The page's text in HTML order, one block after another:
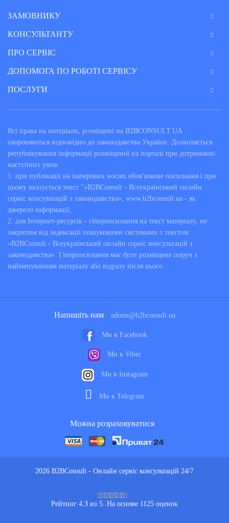
ЗАМОВНИКУ
КОНСУЛЬТАНТУ
ПРО СЕРВІС
ДОПОМОГА ПО РОБОТІ СЕРВІСУ
ПОСЛУГИ
Всі права на матеріали, розміщені на B2BCONSULT.UA
охороняються відповідно до законодавства України. Дозволяється
републікування інформації розміщеної на порталі при дотриманні
наступних умов:
1. при публікації на паперових носіях обов'язкове посилання і при
цьому вказується текст "«B2BConsult - Всеукраїнський онлайн
сервіс консультацій з законодавства», www.b2bconsult.ua - як
джерело інформації;
2. для Інтернет-ресурсів - гіперпосилання на текст матеріалу, не
закритим від індексації пошуковими системами з текстом
«B2BConsult - Всеукраїнський онлайн сервіс консультацій з
законодавства». Гіперпосилання має бути розміщене поруч з
найменуванням матеріалу або відразу після нього.
2026 B2BConsult - Онлайн сервіс консультацій 24/7
Рейтинг 4.3 из 5. На основе 1125 оценок
Напишіть нам admin@b2bconsult.ua
Ми в Facebook
Ми в Viber
Ми в Instagram
Ми в Telegram
Можна розраховуватися